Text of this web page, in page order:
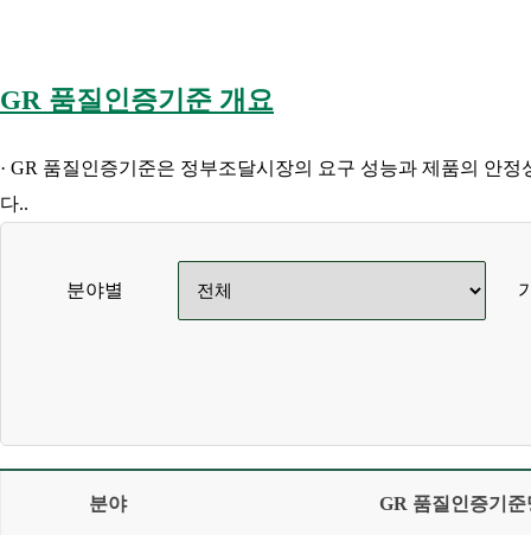
GR 품질인증기준 개요
· GR 품질인증기준은 정부조달시장의 요구 성능과 제품의 안
다..
분야별
분야 GR 품질인증기준